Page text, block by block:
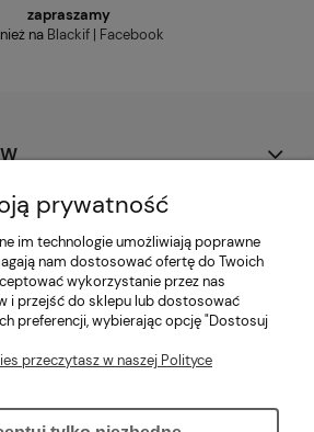
zapraszamy
na Blackif | Facebook
prywatność
im technologie umożliwiają poprawne
nam dostosować ofertę do Twoich
wykorzystanie przez nas
i przejść do sklepu lub dostosować
preferencji, wybierając opcję "Dostosuj
przeczytasz w naszej Polityce